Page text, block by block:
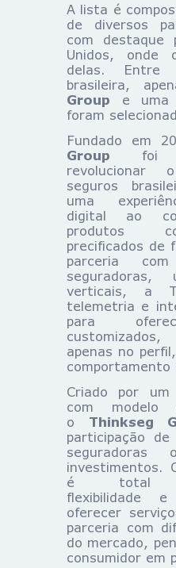
A lista é
de diversos
com destaque
Unidos, onde
delas. Entre
brasileira,
Group e uma
foram
Fundado em
Group foi
revolucionar
seguros
uma
digital ao
produtos
precificados de
parceria
verticais, a
telemetria e
para
apenas no
comportamento
Criado por um
com modelo
o Thinkseg
participação de
investimentos.
é total
flexibilidade
oferecer
parceria com
do mercado,
consumidor em